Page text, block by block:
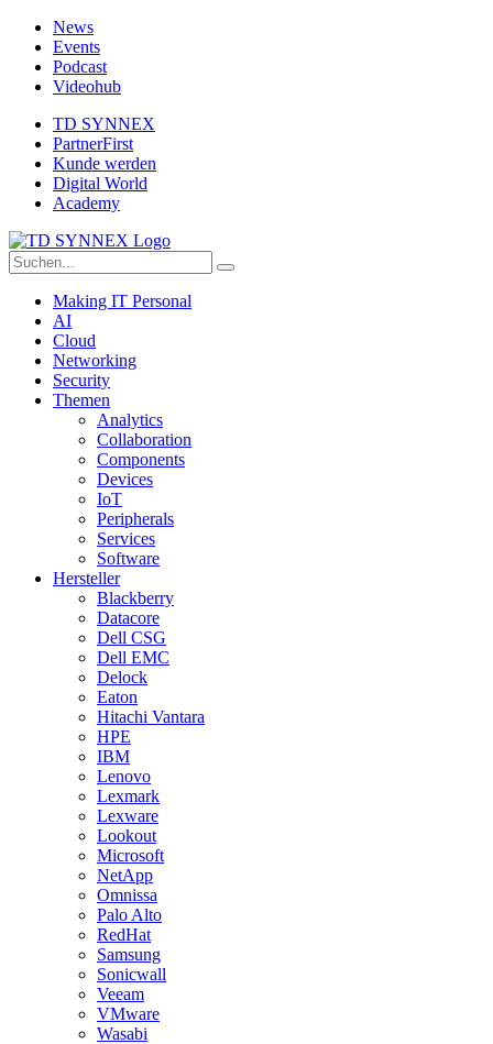
News
Events
Podcast
Videohub
TD SYNNEX
PartnerFirst
Kunde werden
Digital World
Academy
Making IT Personal
AI
Cloud
Networking
Security
Themen
Analytics
Collaboration
Components
Devices
IoT
Peripherals
Services
Software
Hersteller
Blackberry
Datacore
Dell CSG
Dell EMC
Delock
Eaton
Hitachi Vantara
HPE
IBM
Lenovo
Lexmark
Lexware
Lookout
Microsoft
NetApp
Omnissa
Palo Alto
RedHat
Samsung
Sonicwall
Veeam
VMware
Wasabi